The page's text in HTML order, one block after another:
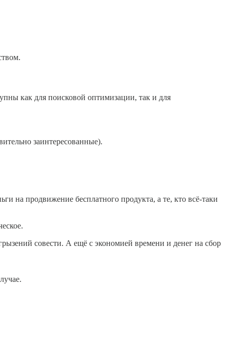
как для поисковой оптимизации, так и для
заинтересованные).
на продвижение бесплатного продукта, а те, кто всё-таки
совести. А ещё с экономией времени и денег на сбор